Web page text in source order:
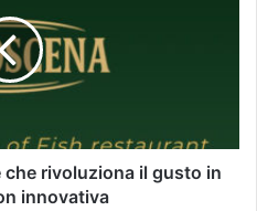
rivoluziona il gusto in
innovativa